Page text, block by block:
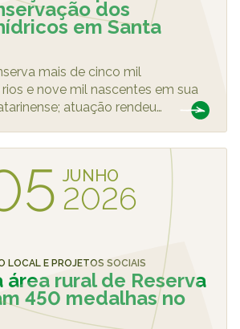
dos
em Santa
mais de cinco mil
e nove mil nascentes em sua
atuação rendeu…
JUNHO
2026
LOCAL E PROJETOS SOCIAIS
área rural de Reserva
450 medalhas no